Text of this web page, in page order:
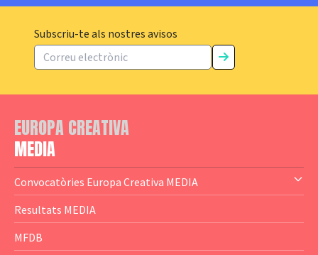
Subscriu-te als nostres avisos
EUROPA CREATIVA
MEDIA
Convocatòries Europa Creativa MEDIA
— Content Cluster
— Business Cluster
Resultats MEDIA
MFDB